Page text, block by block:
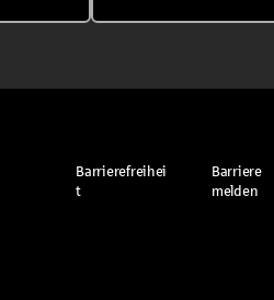
Barrierefreihei
t
Barriere
melden